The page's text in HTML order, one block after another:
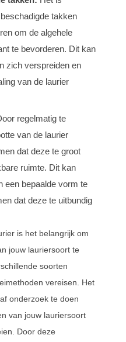
takken
om de algehele
te bevorderen. Dit kan
zich verspreiden en
van de laurier
regelmatig te
van de laurier
dat deze te groot
ruimte. Dit kan
een bepaalde vorm te
dat deze te uitbundig
is het belangrijk om
jouw lauriersoort te
soorten
vereisen. Het
onderzoek te doen
van jouw lauriersoort
Door deze